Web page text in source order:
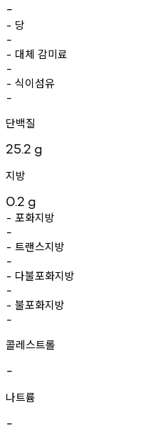
-
- 당
-
- 대체 감미료
-
- 식이섬유
-
단백질
25.2 g
지방
0.2 g
- 포화지방
-
- 트랜스지방
-
- 다불포화지방
-
- 불포화지방
-
콜레스트롤
-
나트륨
-